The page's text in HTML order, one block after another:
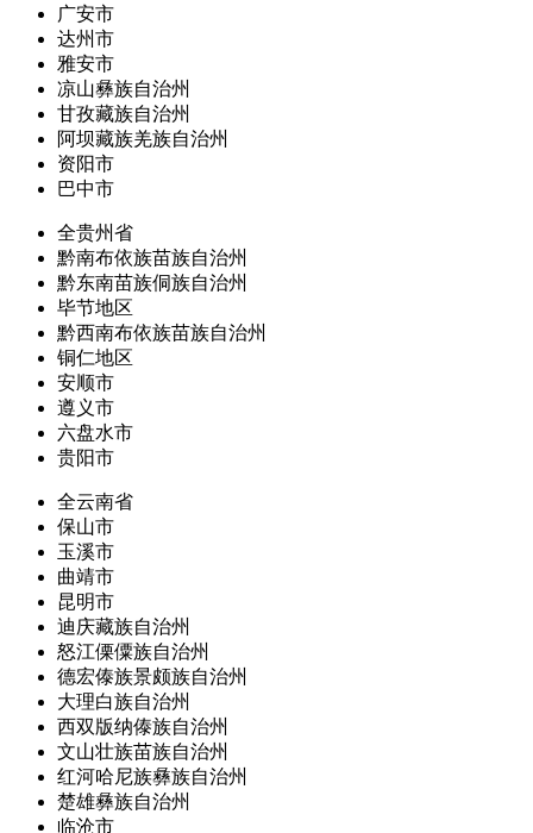
广安市
达州市
雅安市
凉山彝族自治州
甘孜藏族自治州
阿坝藏族羌族自治州
资阳市
巴中市
全贵州省
黔南布依族苗族自治州
黔东南苗族侗族自治州
毕节地区
黔西南布依族苗族自治州
铜仁地区
安顺市
遵义市
六盘水市
贵阳市
全云南省
保山市
玉溪市
曲靖市
昆明市
迪庆藏族自治州
怒江傈僳族自治州
德宏傣族景颇族自治州
大理白族自治州
西双版纳傣族自治州
文山壮族苗族自治州
红河哈尼族彝族自治州
楚雄彝族自治州
临沧市